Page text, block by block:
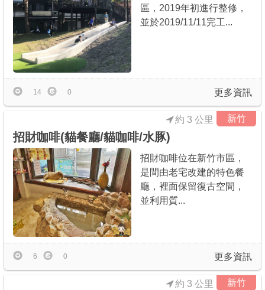
區，2019年初進行整修，
並於2019/11/11完工...
更多資訊
14 0
新竹
約 3 公里
招財咖啡(貓餐廳/貓咖啡/水豚)
招財咖啡位在新竹市區，
是間由老宅改建的特色餐
廳，裡面保留復古空間，
並利用質...
更多資訊
6 0
新竹
約 3 公里